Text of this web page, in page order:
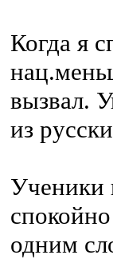
Когда я
вызвал.
из
Ученики
одним